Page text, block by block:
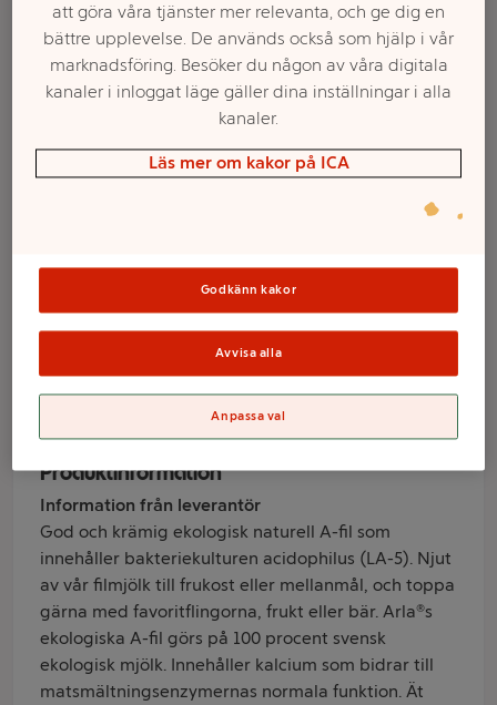
A-fil Naturell Plus
Dofilus 3%
Ekologisk 1000g
Arla®
Varumärke
Produktinformation
Information från leverantör
God och krämig ekologisk naturell A-fil som
innehåller bakteriekulturen acidophilus (LA-5). Njut
av vår filmjölk till frukost eller mellanmål, och toppa
gärna med favoritflingorna, frukt eller bär. Arla®s
ekologiska A-fil görs på 100 procent svensk
ekologisk mjölk. Innehåller kalcium som bidrar till
matsmältningsenzymernas normala funktion. Ät
Sortimentet kan variera mellan butikerna
att göra våra tjänster mer relevanta, och ge dig en
bättre upplevelse. De används också som hjälp i vår
marknadsföring. Besöker du någon av våra digitala
kanaler i inloggat läge gäller dina inställningar i alla
kanaler.
Läs mer om kakor på ICA
Godkänn kakor
Avvisa alla
Anpassa val